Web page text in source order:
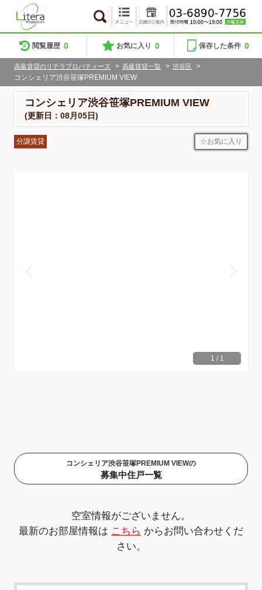
閲覧履歴 0 お気に入り 0 保存した条件 0
高級賃貸のリテラプロパティーズ > 高級賃貸一覧 > 渋谷区
>
コンシェリア渋谷笹塚PREMIUM VIEW
コンシェリア渋谷笹塚PREMIUM VIEW
(更新日：08月05日)
分譲賃貸 お気に入り
1 / 1
コンシェリア渋谷笹塚PREMIUM VIEWの
募集中住戸一覧
空室情報がございません。
最新のお部屋情報は こちら からお問い合わせくだ
さい。